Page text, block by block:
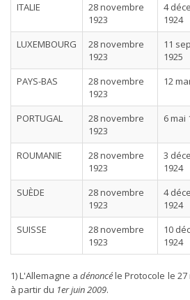
ITALIE
28 novembre
1923
4
1924
LUXEMBOURG
28 novembre
1923
11
1925
PAYS-BAS
28 novembre
1923
12
PORTUGAL
28 novembre
1923
6 mai
ROUMANIE
28 novembre
1923
3
1924
SUÈDE
28 novembre
1923
4
1924
SUISSE
28 novembre
1923
10
1924
1) L'Allemagne adénoncéle Protocole le
à partir du 1er juin 2009.